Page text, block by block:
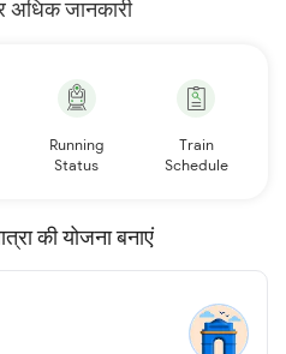
जानकारी
Running
Status
Train
Schedule
की योजना बनाएं